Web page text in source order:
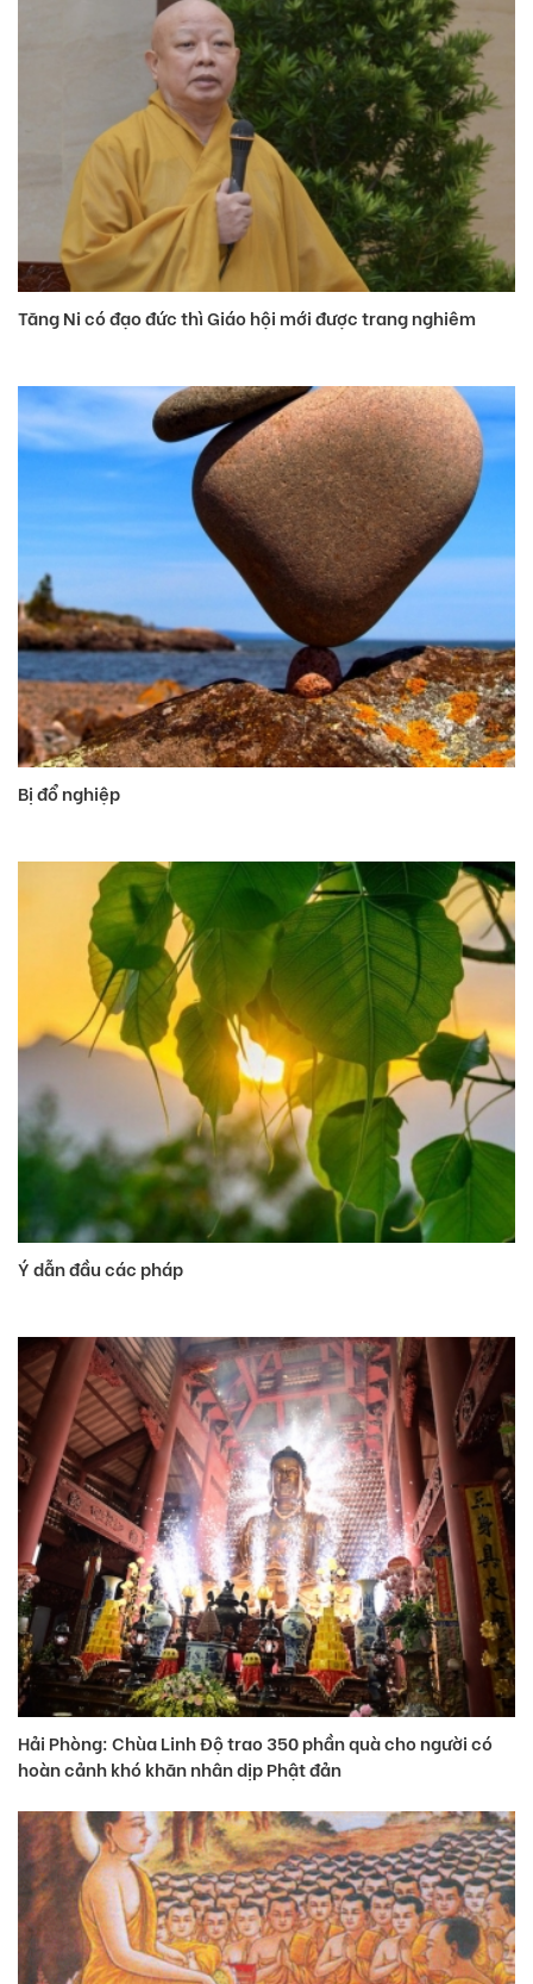
Tăng Ni có đạo đức thì Giáo hội mới được trang nghiêm
Bị đổ nghiệp
Ý dẫn đầu các pháp
Hải Phòng: Chùa Linh Độ trao 350 phần quà cho người có
hoàn cảnh khó khăn nhân dịp Phật đản